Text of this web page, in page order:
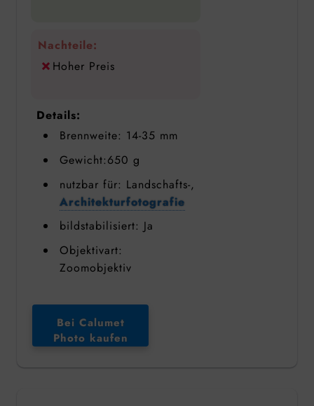
Nachteile:
Hoher Preis
Details:
Brennweite: 14-35 mm
Gewicht:650 g
nutzbar für: Landschafts-,
Architekturfotografie
bildstabilisiert: Ja
Objektivart:
Zoomobjektiv
Bei Calumet
Photo kaufen